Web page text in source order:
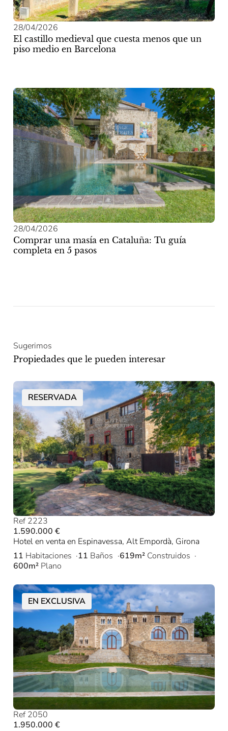
28/04/2026
El castillo medieval que cuesta menos que un
piso medio en Barcelona
28/04/2026
Comprar una masía en Cataluña: Tu guía
completa en 5 pasos
Sugerimos
Propiedades que le pueden interesar
RESERVADA
Ref 2223
1.590.000 €
Hotel en venta en Espinavessa, Alt Empordà, Girona
11 Habitaciones 11 Baños 619m² Construidos
600m² Plano
EN EXCLUSIVA
Ref 2050
1.950.000 €